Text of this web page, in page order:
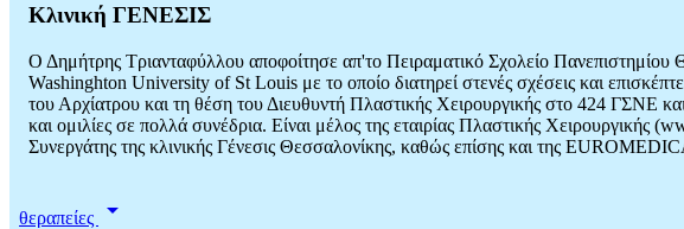
Κλινική ΓΕΝΕΣΙΣ
Ο Δημήτρης Τριανταφύλλου αποφοίτησε απ'το Πειραματικό Σχολείο
Washinghton University of St Louis με το οποίο διατηρεί στενές σχέσεις και
του Αρχίατρου και τη θέση του Διευθυντή Πλαστικής Χειρουργικής στο 424 ΓΣΝΕ
και ομιλίες σε πολλά συνέδρια. Είναι μέλος της εταιρίας Πλαστικής Χειρουργικής
Συνεργάτης της κλινικής Γένεσις Θεσσαλονίκης, καθώς επίσης και της
θεραπείες arrow_drop_down